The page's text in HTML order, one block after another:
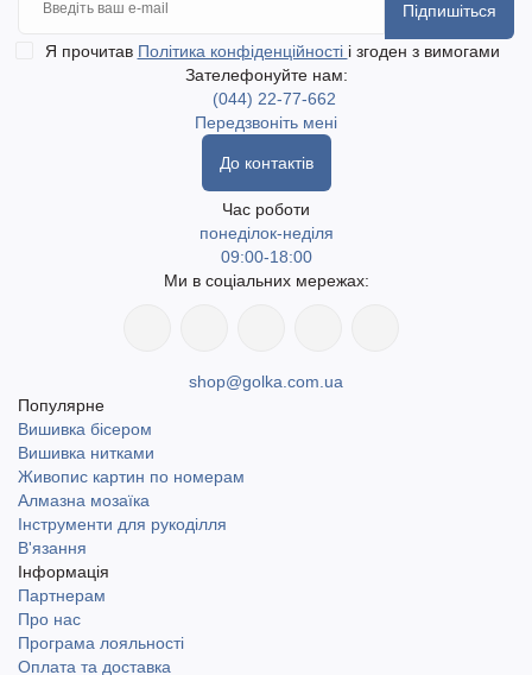
Підпишіться
Я прочитав Політика конфіденційності і згоден з вимогами
Зателефонуйте нам:
(044) 22-77-662
Передзвоніть мені
До контактів
Час роботи
понеділок-неділя
09:00-18:00
Ми в соціальних мережах:
shop@golka.com.ua
Популярне
Вишивка бісером
Вишивка нитками
Живопис картин по номерам
Алмазна мозаїка
Інструменти для рукоділля
В'язання
Інформація
Партнерам
Про нас
Програма лояльності
Оплата та доставка